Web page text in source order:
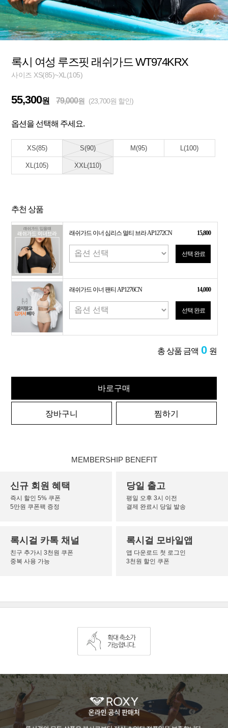
록시 여성 루즈핏 래쉬가드 WT974KRX
사이즈 XS(85)~XL(105)
55,300원 79,000원 (23,700원 할인)
옵션을 선택해 주세요.
XS(85) S(90) M(95) L(100)
XL(105) XXL(110)
추천 상품
래쉬가드 이너 심리스 멀티 브라 AP1272CN 15,800
선택 완료
래쉬가드 이너 팬티 AP1276CN 14,000
선택 완료
총 상품 금액 0 원
바로구매
장바구니 찜하기
MEMBERSHIP BENEFIT
신규 회원 혜택
즉시 할인 5% 쿠폰
5만원 쿠폰팩 증정
당일 출고
평일 오후 3시 이전
결제 완료시 당일 발송
록시걸 카톡 채널
친구 추가시 3천원 쿠폰
중복 사용 가능
록시걸 모바일앱
앱 다운로드 첫 로그인
3천원 할인 쿠폰